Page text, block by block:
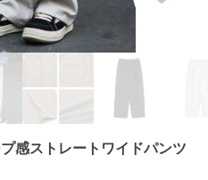
感ストレートワイドパンツ